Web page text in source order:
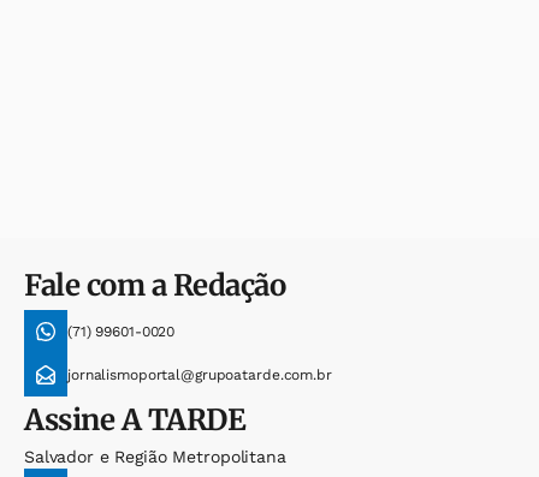
Fale com a Redação
(71) 99601-0020
jornalismoportal@grupoatarde.com.br
AssineA TARDE
Salvador e Região Metropolitana